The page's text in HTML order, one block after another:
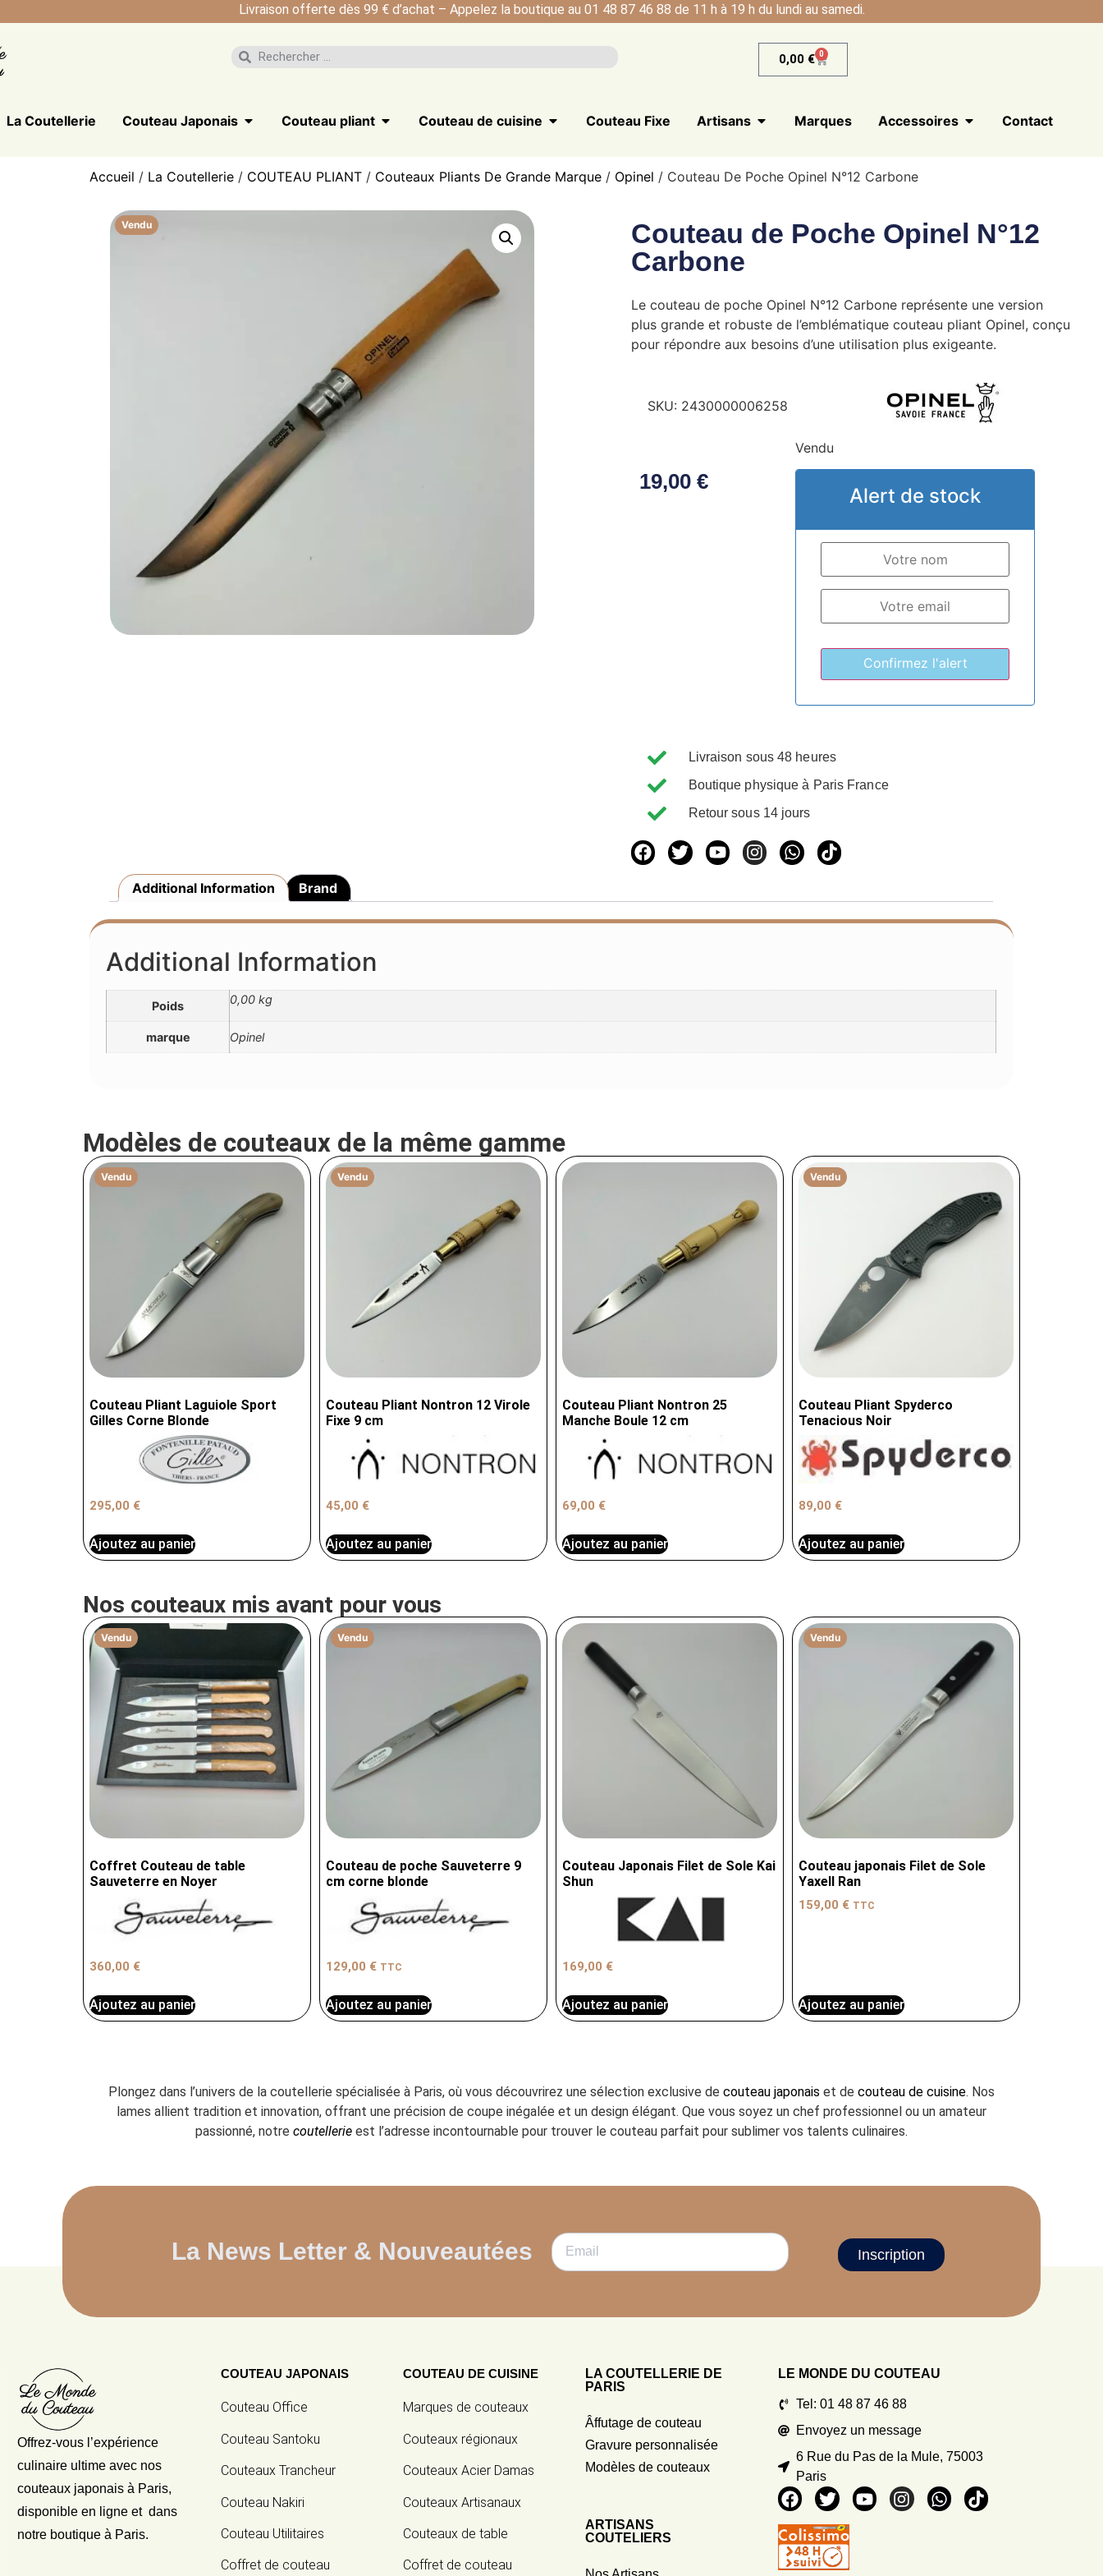
Livraison offerte dès 99 € d’achat – Appelez la boutique au 01 48 87 46 88 de 11 h à 19 h du lundi au samedi.
0,00 € 0
La Coutellerie Couteau Japonais Couteau pliant Couteau de cuisine Couteau Fixe Artisans Marques Accessoires Contact
Accueil / La Coutellerie / COUTEAU PLIANT / Couteaux Pliants De Grande Marque / Opinel / Couteau De Poche Opinel N°12 Carbone
Vendu
Couteau de Poche Opinel N°12
Carbone
Le couteau de poche Opinel N°12 Carbone représente une version
plus grande et robuste de l’emblématique couteau pliant Opinel, conçu
pour répondre aux besoins d’une utilisation plus exigeante.
SKU: 2430000006258
19,00 €
Vendu
Alert de stock
Livraison sous 48 heures
Boutique physique à Paris France
Retour sous 14 jours
Additional Information Brand
Additional Information
Poids 0,00 kg
marque Opinel
Modèles de couteaux de la même gamme
Vendu
Couteau Pliant Laguiole Sport
Gilles Corne Blonde
295,00 €
Ajoutez au panier
Vendu
Couteau Pliant Nontron 12 Virole
Fixe 9 cm
45,00 €
Ajoutez au panier
Couteau Pliant Nontron 25
Manche Boule 12 cm
69,00 €
Ajoutez au panier
Vendu
Couteau Pliant Spyderco
Tenacious Noir
89,00 €
Ajoutez au panier
Nos couteaux mis avant pour vous
Vendu
Coffret Couteau de table
Sauveterre en Noyer
360,00 €
Ajoutez au panier
Vendu
Couteau de poche Sauveterre 9
cm corne blonde
129,00 € TTC
Ajoutez au panier
Couteau Japonais Filet de Sole Kai
Shun
169,00 €
Ajoutez au panier
Vendu
Couteau japonais Filet de Sole
Yaxell Ran
159,00 € TTC
Ajoutez au panier
Plongez dans l’univers de la coutellerie spécialisée à Paris, où vous découvrirez une sélection exclusive de couteau japonais et de couteau de cuisine. Nos
lames allient tradition et innovation, offrant une précision de coupe inégalée et un design élégant. Que vous soyez un chef professionnel ou un amateur
passionné, notre coutellerieest l’adresse incontournable pour trouver le couteau parfait pour sublimer vos talents culinaires.
La News Letter & Nouveautées Inscription
Offrez-vous l’expérience
culinaire ultime avec nos
couteaux japonais à Paris,
disponible en ligne et dans
notre boutique à Paris.
COUTEAU JAPONAIS
Couteau Office
Couteau Santoku
Couteaux Trancheur
Couteau Nakiri
Couteau Utilitaires
Coffret de couteau
COUTEAU DE CUISINE
Marques de couteaux
Couteaux régionaux
Couteaux Acier Damas
Couteaux Artisanaux
Couteaux de table
Coffret de couteau
LA COUTELLERIE DE
PARIS
Âffutage de couteau
Gravure personnalisée
Modèles de couteaux
ARTISANS
COUTELIERS
LE MONDE DU COUTEAU
Tel: 01 48 87 46 88
Envoyez un message
6 Rue du Pas de la Mule, 75003
Paris